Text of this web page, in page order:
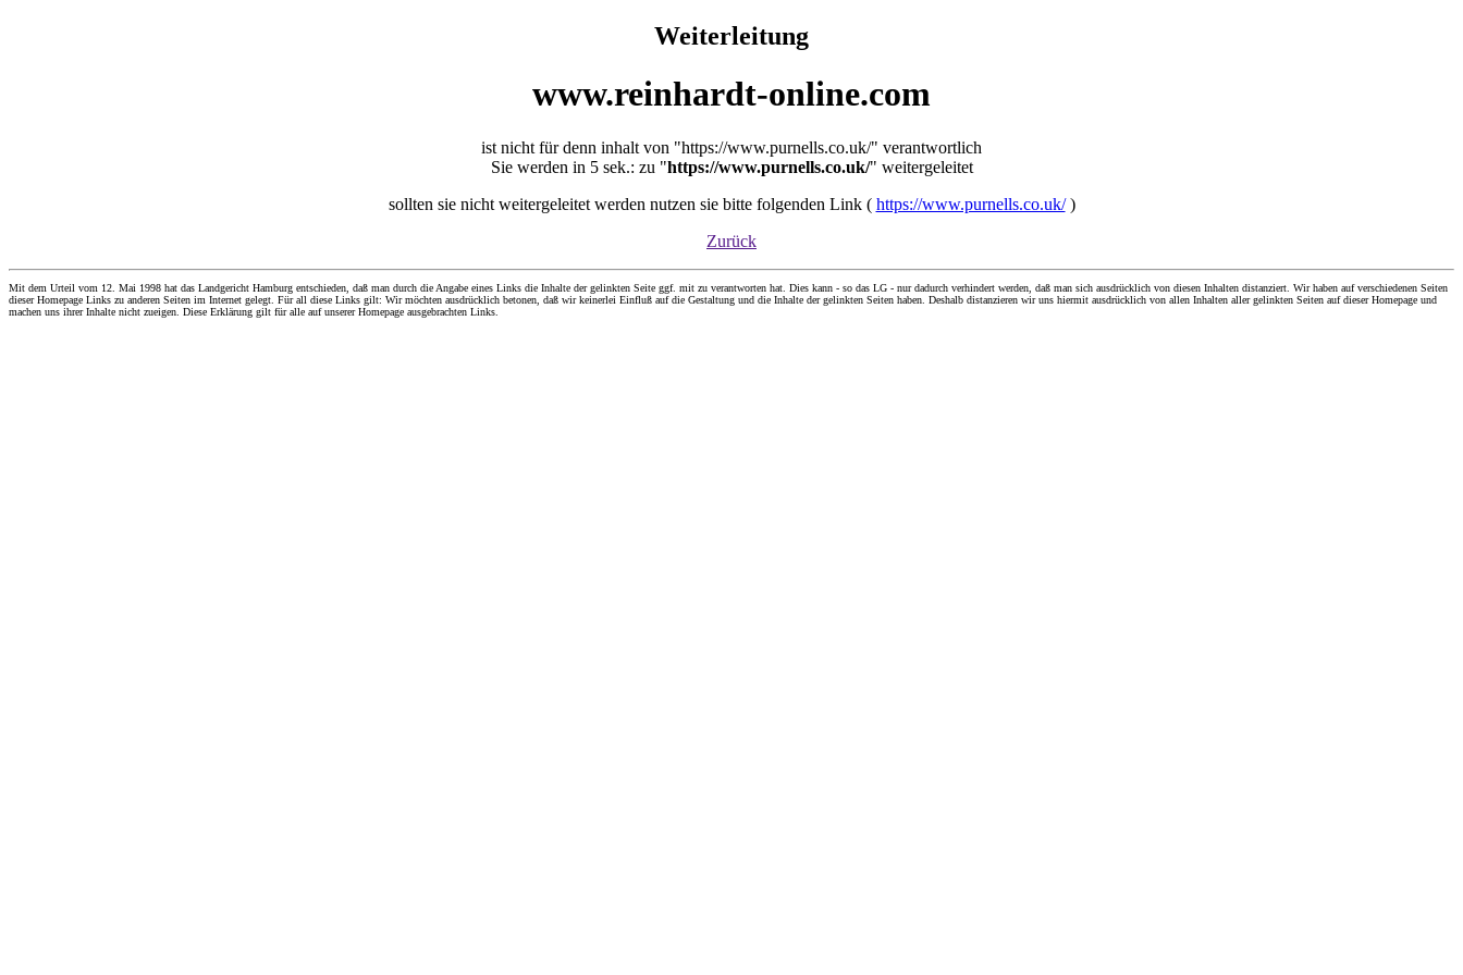
Weiterleitung
www.reinhardt-online.com
ist nicht für denn inhalt von "https://www.purnells.co.uk/" verantwortlich
Sie werden in 5 sek.: zu "https://www.purnells.co.uk/" weitergeleitet
sollten sie nicht weitergeleitet werden nutzen sie bitte folgenden Link ( https://www.purnells.co.uk/)
Zurück
Mit dem Urteil vom 12. Mai 1998 hat das Landgericht Hamburg entschieden, daß man durch die Angabe eines Links die Inhalte der gelinkten Seite ggf. mit zu verantworten hat. Dies kann - so das LG - nur dadurch verhindert werden, daß man sich ausdrücklich von diesen Inhalten distanziert. Wir haben auf verschiedenen Seiten
dieser Homepage Links zu anderen Seiten im Internet gelegt. Für all diese Links gilt: Wir möchten ausdrücklich betonen, daß wir keinerlei Einfluß auf die Gestaltung und die Inhalte der gelinkten Seiten haben. Deshalb distanzieren wir uns hiermit ausdrücklich von allen Inhalten aller gelinkten Seiten auf dieser Homepage und
machen uns ihrer Inhalte nicht zueigen. Diese Erklärung gilt für alle auf unserer Homepage ausgebrachten Links.